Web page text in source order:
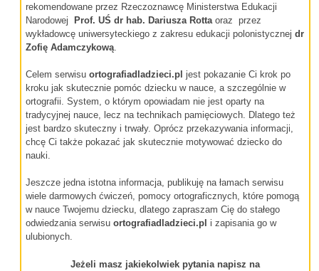
rekomendowane przez Rzeczoznawcę Ministerstwa Edukacji
Narodowej
Prof. UŚ dr hab. Dariusza Rotta oraz przez
wykładowcę uniwersyteckiego z zakresu edukacji polonistycznej dr
Zofię Adamczykową
Celem serwisuortografiadladzieci.pl jest pokazanie Ci krok po
kroku jak skutecznie pomóc dziecku w nauce, a szczególnie w
ortografii. System, o którym opowiadam nie jest oparty na
tradycyjnej nauce, lecz na technikach pamięciowych. Dlatego też
jest bardzo skuteczny i trwały. Oprócz przekazywania informacji,
chcę Ci także pokazać jak skutecznie motywować dziecko do
nauki.
Jeszcze jedna istotna informacja, publikuję na łamach serwisu
wiele darmowych ćwiczeń, pomocy ortograficznych, które pomogą
w nauce Twojemu dziecku, dlatego zapraszam Cię do stałego
odwiedzania serwisuortografiadladzieci.pli zapisania go w
ulubionych.
Jeżeli masz jakiekolwiek pytania napisz na